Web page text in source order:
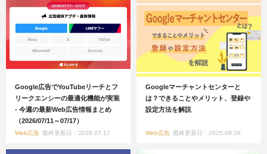
Google広告でYouTubeリーチとフ
リークエンシーの最適化機能が実装
- 今週の最新Web広告情報まとめ
（2026/07/11～07/17）
Web広告 最終更新日：2026.07.17
Googleマーチャントセンターと
は？できることやメリット、登録や
設定方法を解説
Web広告 最終更新日：2025.08.26